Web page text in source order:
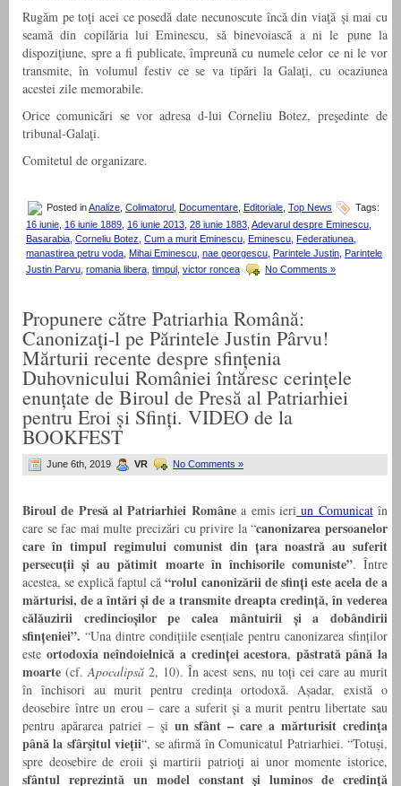
Rugăm pe toţi acei ce posedă date necunoscute încă din viaţă şi mai cu
seamă din copilăria lui Eminescu, să binevoiască a ni le pune la
dispoziţiune, spre a fi publicate, împreună cu numele celor ce ni le vor
transmite, în volumul festiv ce se va tipări la Galaţi, cu ocaziunea
acestei zile memorabile.
Orice comunicări se vor adresa d-lui Corneliu Botez, preşedinte de
tribunal-Galaţi.
Comitetul de organizare.
Posted inAnalize Colimatorul Documentare Editoriale Top News
Tags:
16 iunie, 16 iunie 1889, 16 iunie 2013, 28 iunie 1883, Adevarul despre Eminescu,
Basarabia, Corneliu Botez, Cum a murit Eminescu, Eminescu, Federatiunea,
manastirea petru voda, Mihai Eminescu, nae georgescu, Parintele Justin, Parintele
Justin Parvu romania libera timpul victor roncea No Comments »
Propunere către Patriarhia Română:
Canonizați-l pe Părintele Justin Pârvu!
Mărturii recente despre sfințenia
Duhovnicului României întăresc cerințele
enunțate de Biroul de Presă al Patriarhiei
pentru Eroi și Sfinți. VIDEO de la
BOOKFEST
June 6th, 2019 VR No Comments »
Biroul de Presă al Patriarhiei Românea emis ieri un Comunicatîn
care se fac mai multe precizări cu privire la “canonizarea persoanelor
care în timpul regimului comunist din țara noastră au suferit
persecuții și au pătimit moarte în închisorile comuniste”. Între
acestea, se explică faptul că“rolul canonizării de sfinți este acela de a
mărturisi, de a întări și de a transmite dreapta credință, în vederea
călăuzirii credincioșilor pe calea mântuirii și a dobândirii
sfințeniei”. “Una dintre condițiile esențiale pentru canonizarea sfinților
este ortodoxia neîndoielnică a credinței acestora, păstrată până la
moarte (cf.Apocalipsă 2, 10). În acest sens, nu toți cei care au murit
în închisori au murit pentru credința ortodoxă. Așadar, există o
deosebire între un erou – care a suferit şi a murit pentru libertate sau
pentru apărarea patriei – şi un sfânt – care a mărturisit credinţa
până la sfârşitul vieţii“, se afirmă în Comunicatul Patriarhiei. “Totuși,
spre deosebire de eroii şi martirii patrioţi ai unor momente istorice,
sfântul reprezintă un model constant și luminos de credință